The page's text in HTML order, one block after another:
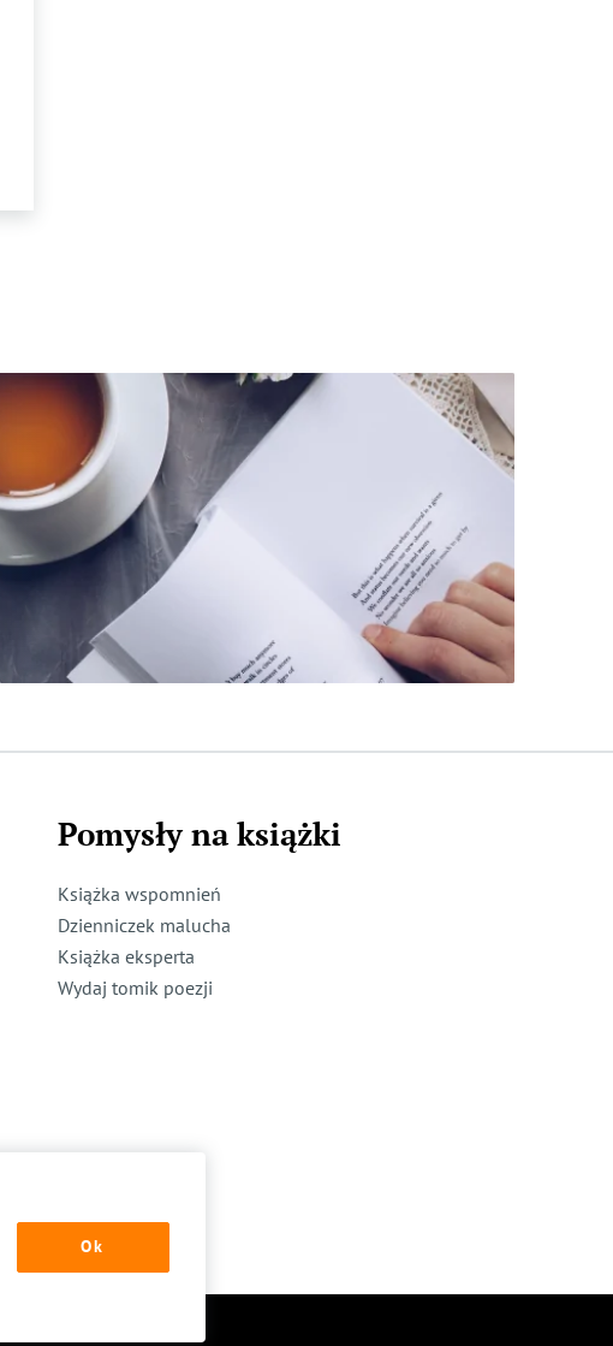
Pomysły na książki
Książka wspomnień
Dzienniczek malucha
Książka eksperta
Wydaj tomik poezji
Ok